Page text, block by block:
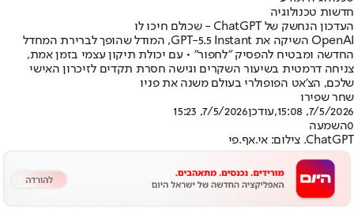
חדשות טכנולוגיה
העדכון הנחשק של ChatGPT - שכולם חיכו לו
OpenAI השיקה את GPT-5.5 Instant, המודל שהופך לברירת המחדל
החדשה ומבטיח להפסיק "לחפור" • עם יכולת תיקון עצמי בזמן אמת,
צניחה דרמטית בשיעור השקרים וגישה חסרת תקדים לזיכרון האישי
שלכם, הצ'אט הפופולרי בעולם משנה את פניו
שחר שפירו
7/5/2026, 15:08
,עודכן7/5/2026, 15:23
0השמעה
ChatGPT. צילום: אי.אף.פי